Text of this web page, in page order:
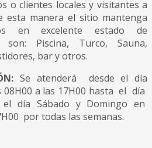
o clientes locales y visitantes a
esta manera el sitio mantenga
en excelente estado de
son: Piscina, Turco, Sauna,
bar y otros.
Se atenderá desde el día
a las 17H00 hasta el día
día Sábado y Domingo en
por todas las semanas.